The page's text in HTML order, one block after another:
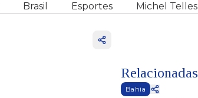
Brasil Esportes Michel Telles
Relacionadas
Bahia